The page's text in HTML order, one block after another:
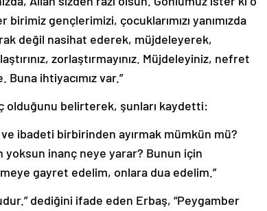
gençlerimizi, çocuklarımızı yanımızda
değil nasihat ederek, müjdeleyerek,
zorlaştırmayınız. Müjdeleyiniz, nefret
ihtiyacımız var.”
olduğunu belirterek, şunları kaydetti:
ibadeti birbirinden ayırmak mümkün mü?
inanç neye yarar? Bunun için
gayret edelim, onlara dua edelim.”
dediğini ifade eden Erbaş, “Peygamber